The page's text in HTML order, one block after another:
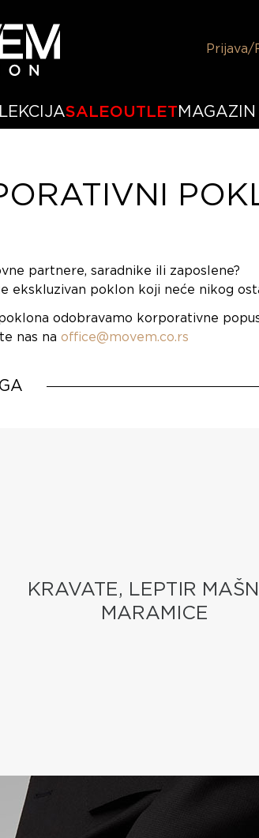
Prijava/
SALEOUTLET MAGAZIN
partnere, saradnike ili zaposlene?
ekskluzivan poklon koji neće nikog
odobravamo korporativne
nas na office@movem.co.rs
KRAVATE, LEPTIR
MARAMICE